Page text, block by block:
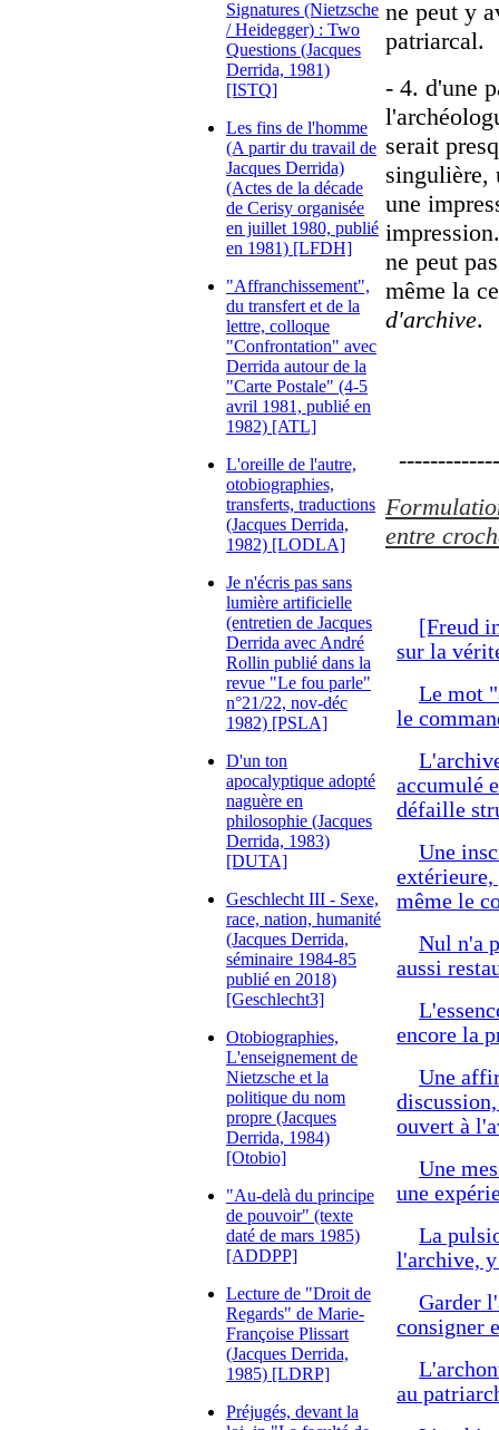
Signatures (Nietzsche
/ Heidegger) : Two
Questions (Jacques
Derrida, 1981)
[ISTQ]
Les fins de l'homme
(A partir du travail de
Jacques Derrida)
(Actes de la décade
de Cerisy organisée
en juillet 1980, publié
en 1981) [LFDH]
"Affranchissement",
du transfert et de la
lettre, colloque
"Confrontation" avec
Derrida autour de la
"Carte Postale" (4-5
avril 1981, publié en
1982) [ATL]
L'oreille de l'autre,
otobiographies,
transferts, traductions
(Jacques Derrida,
1982) [LODLA]
Je n'écris pas sans
lumière artificielle
(entretien de Jacques
Derrida avec André
Rollin publié dans la
revue "Le fou parle"
n°21/22, nov-déc
1982) [PSLA]
D'un ton
apocalyptique adopté
naguère en
philosophie (Jacques
Derrida, 1983)
[DUTA]
Geschlecht III - Sexe,
race, nation, humanité
(Jacques Derrida,
séminaire 1984-85
publié en 2018)
[Geschlecht3]
Otobiographies,
L'enseignement de
Nietzsche et la
politique du nom
propre (Jacques
Derrida, 1984)
[Otobio]
"Au-delà du principe
de pouvoir" (texte
daté de mars 1985)
[ADDPP]
Lecture de "Droit de
Regards" de Marie-
Françoise Plissart
(Jacques Derrida,
1985) [LDRP]
Préjugés, devant la
ne peut y
patriarcal.
- 4. d'une
serait
singulière,
une
ne peut
même la
d'archive.
entre
[Freud
sur la
Le mot
le
accumulé
défaille
Une
même le
Nul n'a
aussi
encore la
Une
ouvert à
Une
une
La
l'archive, y
Garder
consigner
au